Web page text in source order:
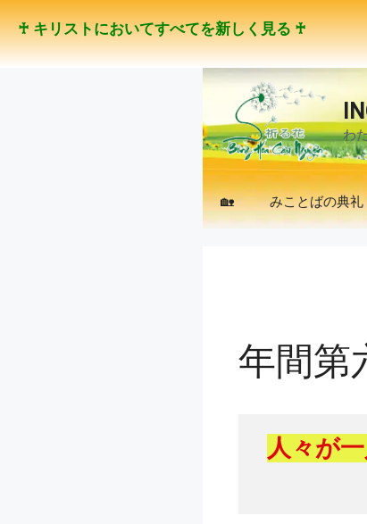
コ
ン
テ
♰ キリストにおいてすべてを新しく見る ♰
わ
🏡 みことばの典礼
年間第
人々が